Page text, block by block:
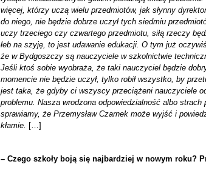
więcej, którzy uczą wielu przedmiotów, jak słynny
do niego, nie będzie dobrze uczył tych siedmiu
uczy trzeciego czy czwartego przedmiotu, siłą rzeczy
łeb na szyję, to jest udawanie edukacji. O tym już
że w Bydgoszczy są nauczyciele w szkolnictwie
Jeśli ktoś sobie wyobraża, że taki nauczyciel będzie
momencie nie będzie uczył, tylko robił wszystko, by
jest taka, że gdyby ci wszyscy przeciążeni nauczyciele
problemu. Nasza wrodzona odpowiedzialność albo
sprawiamy, że Przemysław Czarnek może wyjść i
kłamie. […]
– Czego szkoły boją się najbardziej w nowym roku?